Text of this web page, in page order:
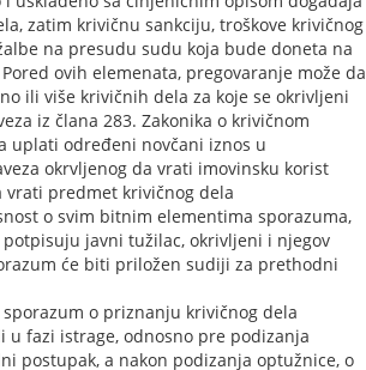
zatim krivičnu sankciju, troškove krivičnog
na presudu sudu koja bude doneta na
ovih elemenata, pregovaranje može da
ili više krivičnih dela za koje se okrivljeni
iz člana 283. Zakonika o krivičnom
uplati određeni novčani iznos u
okrvljenog da vrati imovinsku korist
vrati predmet krivičnog dela
o svim bitnim elementima sporazuma,
javni tužilac, okrivljeni i njegov
će biti priložen sudiji za prethodni
o priznanju krivičnog dela
fazi istrage, odnosno pre podizanja
postupak, a nakon podizanja optužnice, o